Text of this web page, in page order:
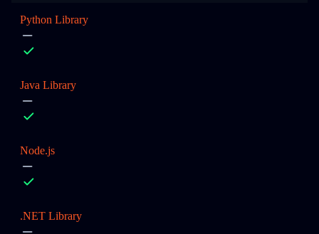
Python Library
Java Library
Node.js
.NET Library